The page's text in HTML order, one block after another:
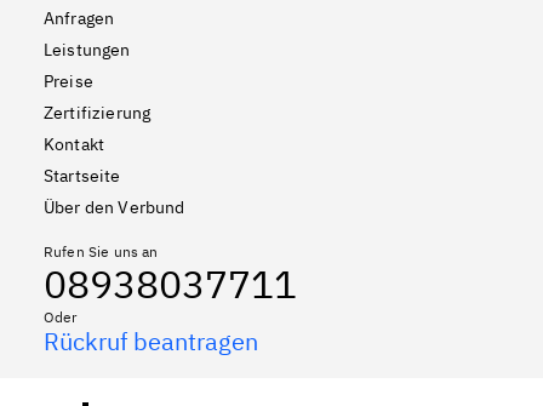
Anfragen
Leistungen
Preise
Zertifizierung
Kontakt
Startseite
Über den Verbund
Rufen Sie uns an
08938037711
Oder
Rückruf beantragen